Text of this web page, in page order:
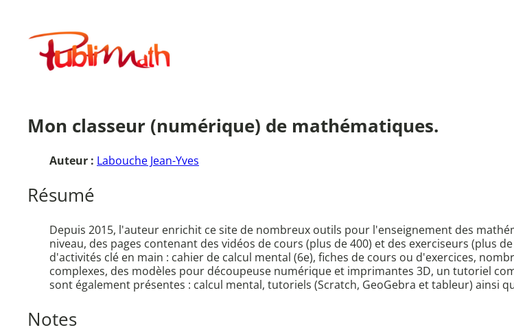
contenuPublimath
Mon classeur (numérique) de mathématiques.
Auteur : Labouche Jean-Yves
Résumé
Depuis 2015, l'auteur enrichit ce site de nombreux outils pour l'enseignement des
niveau, des pages contenant des vidéos de cours (plus de 400) et des exerciseurs (plus
d'activités clé en main : cahier de calcul mental (6e), fiches de cours ou d'exercices,
complexes, des modèles pour découpeuse numérique et imprimantes 3D, un tutoriel
sont également présentes : calcul mental, tutoriels (Scratch, GeoGebra et tableur) ainsi
Notes